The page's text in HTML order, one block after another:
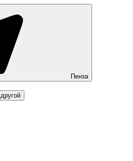
Пенза
Выбрать другой